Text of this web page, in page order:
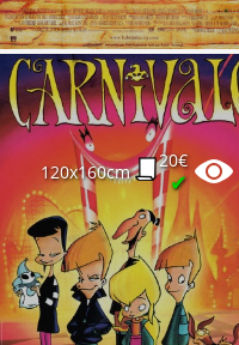
120x160cm
20€
✔